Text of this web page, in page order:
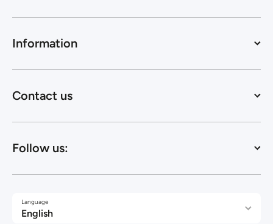
Information
Contact us
Follow us:
Language
English